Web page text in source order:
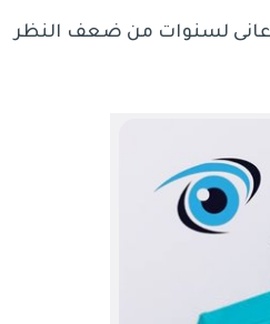
عانى لسنوات من ضعف النظر